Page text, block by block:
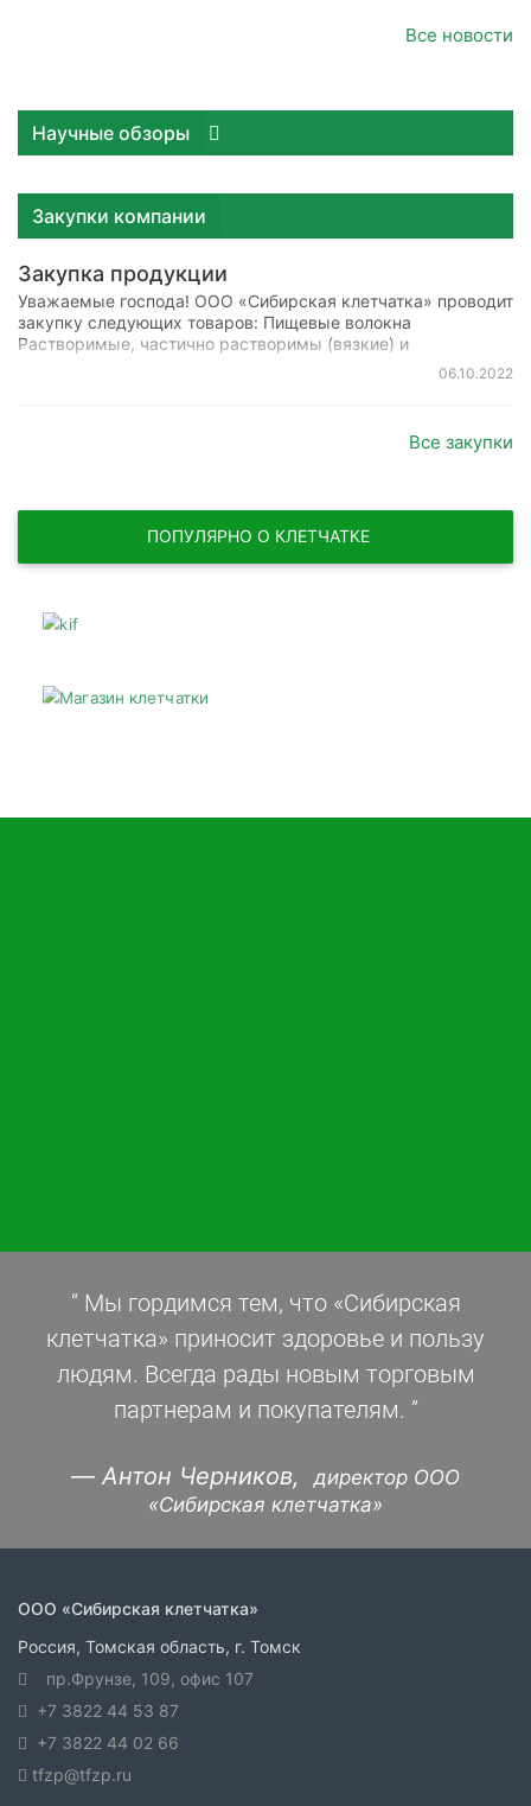
Все новости
Научные обзоры
Закупки компании
Закупка продукции
Уважаемые господа! ООО «Сибирская клетчатка» проводит
закупку следующих товаров: Пищевые волокна
Растворимые, частично растворимы (вязкие) и
06.10.2022
Все закупки
ПОПУЛЯРНО О КЛЕТЧАТКЕ
“Мы гордимся тем, что «Сибирская
клетчатка» приносит здоровье и пользу
людям. Всегда рады новым торговым
партнерам и покупателям. ”
— Антон Черников, директор ООО
«Сибирская клетчатка»
ООО «Сибирская клетчатка»
Россия, Томская область, г. Томск
пр.Фрунзе, 109, офис 107
+7 3822 44 53 87
+7 3822 44 02 66
tfzp@tfzp.ru